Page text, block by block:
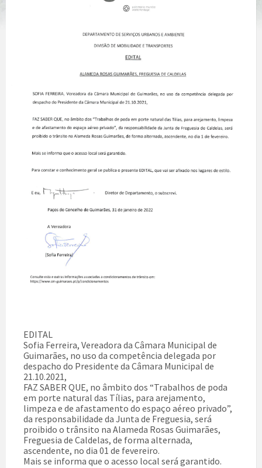
EDITAL
Sofia Ferreira, Vereadora da Câmara Municipal de
Guimarães, no uso da competência delegada por
despacho do Presidente da Câmara Municipal de
21.10.2021,
FAZ SABER QUE, no âmbito dos “Trabalhos de poda
em porte natural das Tílias, para arejamento,
limpeza e de afastamento do espaço aéreo privado”,
da responsabilidade da Junta de Freguesia, será
proibido o trânsito na Alameda Rosas Guimarães,
Freguesia de Caldelas, de forma alternada,
ascendente, no dia 01 de fevereiro.
Mais se informa que o acesso local será garantido.